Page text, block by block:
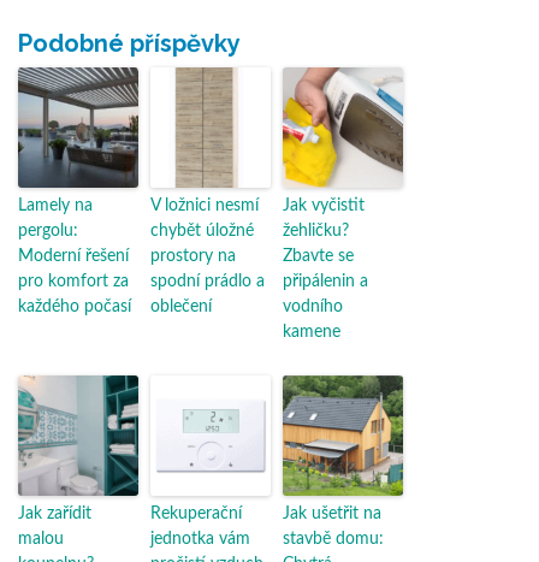
Podobné příspěvky
Lamely na
pergolu:
Moderní řešení
pro komfort za
každého počasí
V ložnici nesmí
chybět úložné
prostory na
spodní prádlo a
oblečení
Jak vyčistit
žehličku?
Zbavte se
připálenin a
vodního
kamene
Jak zařídit
malou
Rekuperační
jednotka vám
Jak ušetřit na
stavbě domu: